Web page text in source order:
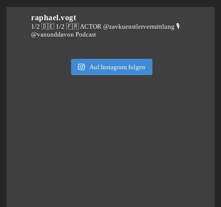
raphael.vogt
1/2 🇩🇪 1/2 🇫🇷 ACTOR @zavkuenstlervermittlung🎙️
@vanunddavon Podcast
Auf Instagram folgen